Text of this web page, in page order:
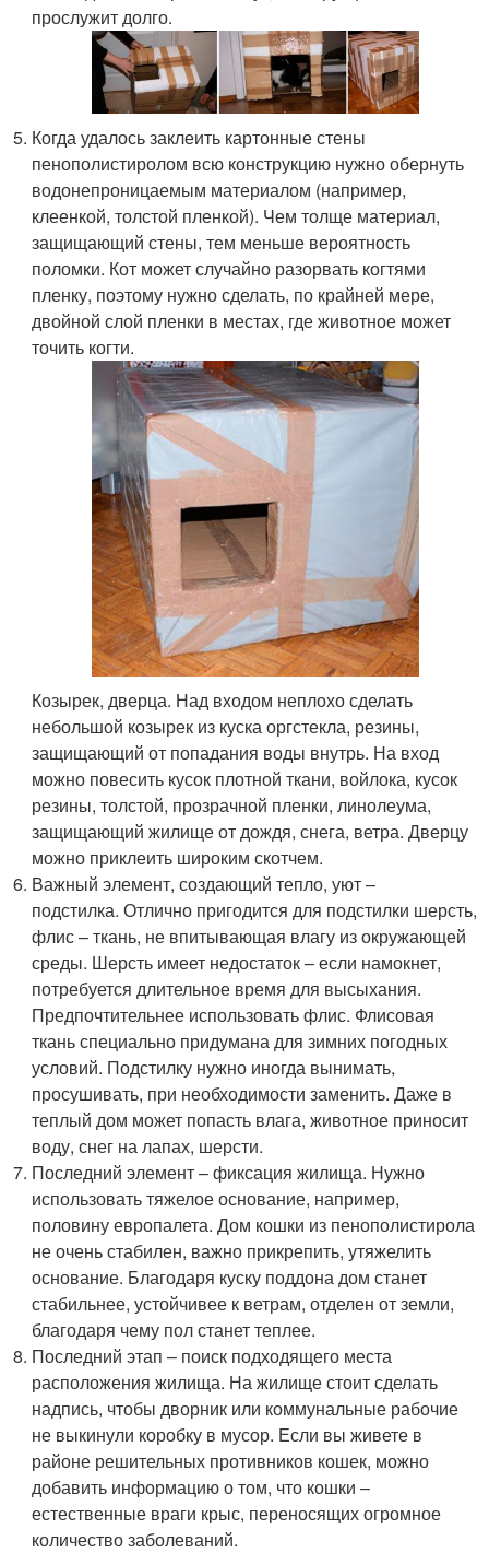
прослужит долго.
Когда удалось заклеить картонные стены
пенополистиролом всю конструкцию нужно обернуть
водонепроницаемым материалом (например,
клеенкой, толстой пленкой). Чем толще материал,
защищающий стены, тем меньше вероятность
поломки. Кот может случайно разорвать когтями
пленку, поэтому нужно сделать, по крайней мере,
двойной слой пленки в местах, где животное может
точить когти.
Козырек, дверца. Над входом неплохо сделать
небольшой козырек из куска оргстекла, резины,
защищающий от попадания воды внутрь. На вход
можно повесить кусок плотной ткани, войлока, кусок
резины, толстой, прозрачной пленки, линолеума,
защищающий жилище от дождя, снега, ветра. Дверцу
можно приклеить широким скотчем.
Важный элемент, создающий тепло, уют –
подстилка. Отлично пригодится для подстилки шерсть,
флис – ткань, не впитывающая влагу из окружающей
среды. Шерсть имеет недостаток – если намокнет,
потребуется длительное время для высыхания.
Предпочтительнее использовать флис. Флисовая
ткань специально придумана для зимних погодных
условий. Подстилку нужно иногда вынимать,
просушивать, при необходимости заменить. Даже в
теплый дом может попасть влага, животное приносит
воду, снег на лапах, шерсти.
Последний элемент – фиксация жилища. Нужно
использовать тяжелое основание, например,
половину европалета. Дом кошки из пенополистирола
не очень стабилен, важно прикрепить, утяжелить
основание. Благодаря куску поддона дом станет
стабильнее, устойчивее к ветрам, отделен от земли,
благодаря чему пол станет теплее.
Последний этап – поиск подходящего места
расположения жилища. На жилище стоит сделать
надпись, чтобы дворник или коммунальные рабочие
не выкинули коробку в мусор. Если вы живете в
районе решительных противников кошек, можно
добавить информацию о том, что кошки –
естественные враги крыс, переносящих огромное
количество заболеваний.